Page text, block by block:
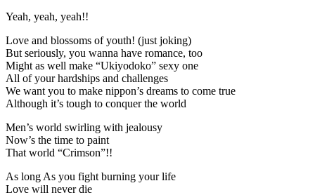
Yeah, yeah, yeah!!
Love and blossoms of youth! (just joking)
But seriously, you wanna have romance, too
Might as well make “Ukiyodoko” sexy one
All of your hardships and challenges
We want you to make nippon’s dreams to come true
Although it’s tough to conquer the world
Men’s world swirling with jealousy
Now’s the time to paint
That world “Crimson”!!
As long As you fight burning your life
Love will never die